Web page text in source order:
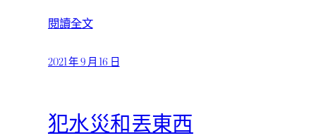
閱讀全文
2021 年 9 月 16 日
犯水災和丟東西